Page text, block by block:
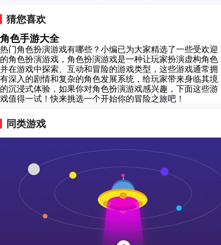
猜您喜欢
角色手游大全
热门角色扮演游戏有哪些？小编已为大家精选了一些受欢迎
的角色扮演游戏，角色扮演游戏是一种让玩家扮演虚构角色
并在游戏中探索、互动和冒险的游戏类型，这些游戏通常拥
有深入的剧情和复杂的角色发展系统，给玩家带来身临其境
的沉浸式体验，如果你对角色扮演游戏感兴趣，下面这些游
戏值得一试！快来挑选一个开始你的冒险之旅吧！
同类游戏